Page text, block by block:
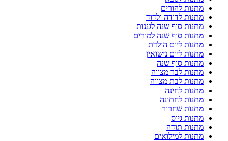
מתנות להורים
מתנות לדודה ולדוד
מתנות סוף שנה לגננות
מתנות סוף שנה למורים
מתנות ליום הולדת
מתנות ליום נישואין
מתנות סוף שנה
מתנות לבר מצווה
מתנות לבת מצווה
מתנות לחינה
מתנות לחתונה
מתנות שחרור
מתנות גיוס
מתנות תודה
מתנות למילואים